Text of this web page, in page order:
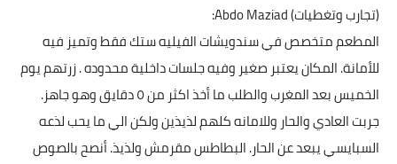
‪Abdo Maziad (‫تجارب وتغطيات‬‎)‬‏:
المطعم متخصص في سندويشات الفيليه ستك فقط وتميز فيه
للأمانة. المكان يعتبر صغير وفيه جلسات داخلية محدوده . زرتهم يوم
الخميس بعد المغرب والطلب ما أخذ اكثر من ٥ دقايق وهو جاهز.
جربت العادي والحار وللامانه كلهم لذيذين ولكن الي ما يحب لذعه
السبايسي يبعد عن الحار. البطاطس مقرمش ولذيذ. أنصح بالصوص